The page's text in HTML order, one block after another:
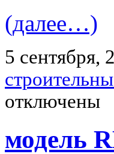
(далее…)
5 сентября,
отключены
модель